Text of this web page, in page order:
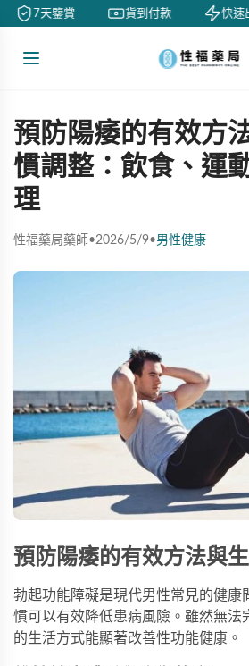
7天鑒賞 貨到付款 快速
預防陽痿的有效方
慣調整：飲食、運
理
性福藥局藥師•2026/5/9•男性健康
預防陽痿的有效方法與
勃起功能障礙是現代男性常見的健康
慣可以有效降低患病風險。雖然無法
的生活方式能顯著改善性功能健康。